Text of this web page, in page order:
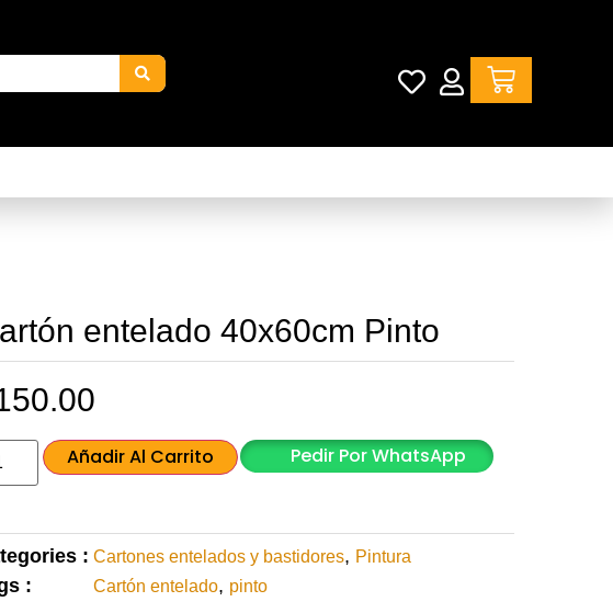
entelado 40x60cm Pinto
Añadir Al Carrito Pedir Por WhatsApp
: Cartones entelados y bastidores, Pintura
: Cartón entelado, pinto